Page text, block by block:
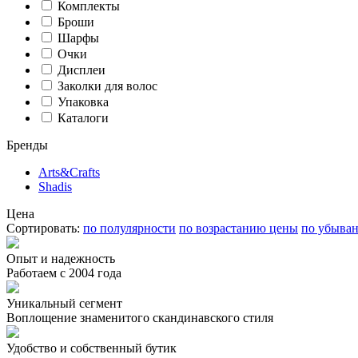
Комплекты
Броши
Шарфы
Очки
Дисплеи
Заколки для волос
Упаковка
Каталоги
Бренды
Arts&Crafts
Shadis
Цена
Сортировать: по полулярности по возрастанию цены по
Опыт и надежность
Работаем с 2004 года
Уникальный сегмент
Воплощение знаменитого скандинавского стиля
Удобство и собственный бутик